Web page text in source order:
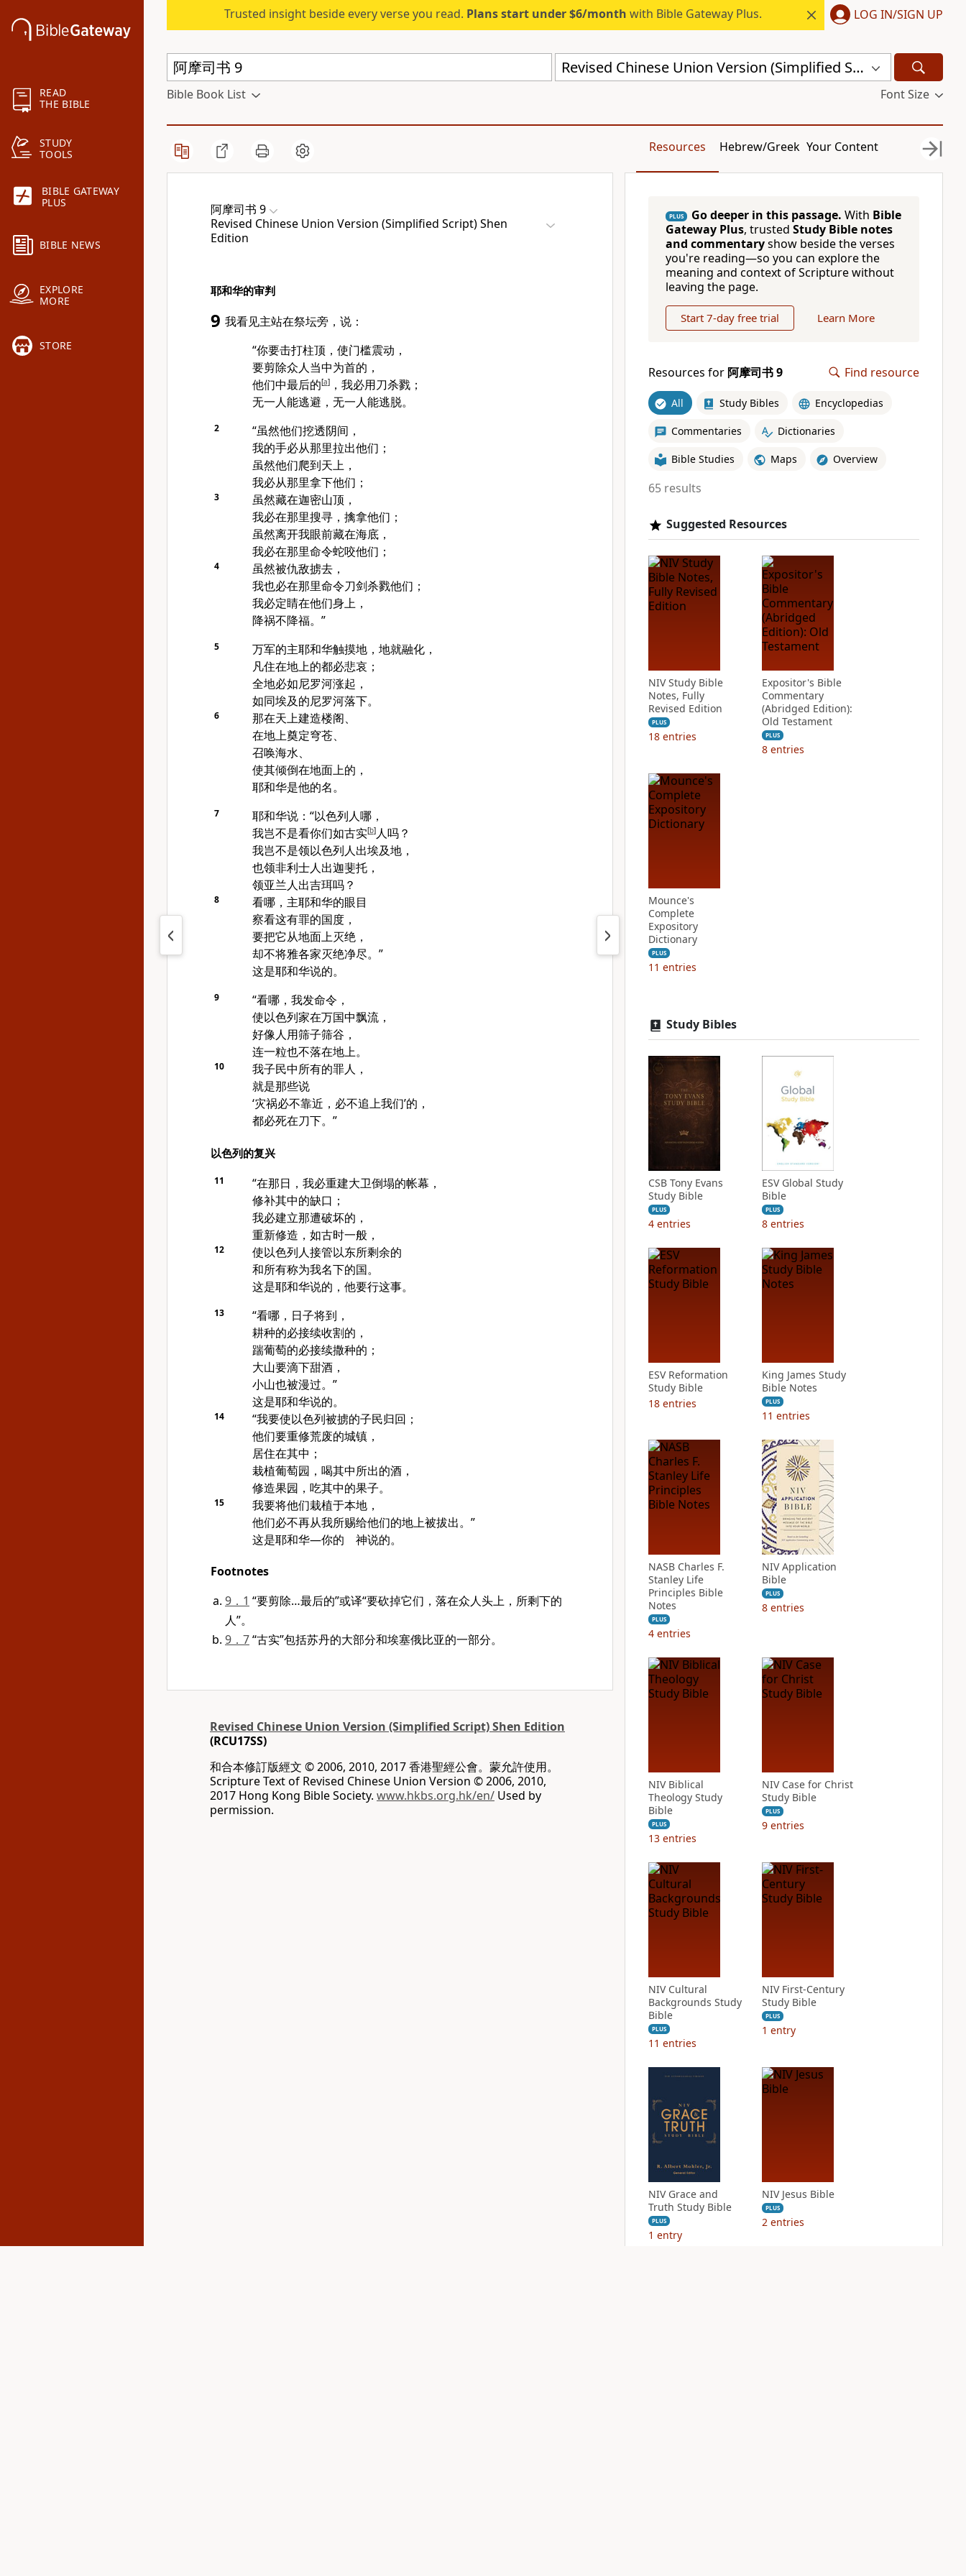
READ
THE BIBLE
STUDY
TOOLS
BIBLE GATEWAY
PLUS
BIBLE NEWS
EXPLORE
MORE
STORE
Trusted insight beside every verse you read. Plans start under $6/month with Bible Gateway Plus. LOG IN/SIGN UP
Revised Chinese Union Version (Simplified Script) Shen Edition (RCU17SS)
Bible Book List Font Size
Resources Hebrew/Greek Your Content
阿摩司书 9
Revised Chinese Union Version (Simplified Script) Shen
Edition
耶和华的审判
9 我看见主站在祭坛旁，说：
“你要击打柱顶，使门槛震动，
要剪除众人当中为首的，
他们中最后的[a]，我必用刀杀戮；
无一人能逃避，无一人能逃脱。
2
“虽然他们挖透阴间，
我的手必从那里拉出他们；
虽然他们爬到天上，
我必从那里拿下他们；
3 虽然藏在迦密山顶，
我必在那里搜寻，擒拿他们；
虽然离开我眼前藏在海底，
我必在那里命令蛇咬他们；
4
虽然被仇敌掳去，
我也必在那里命令刀剑杀戮他们；
我必定睛在他们身上，
降祸不降福。”
5
万军的主耶和华触摸地，地就融化，
凡住在地上的都必悲哀；
全地必如尼罗河涨起，
如同埃及的尼罗河落下。
6
那在天上建造楼阁、
在地上奠定穹苍、
召唤海水、
使其倾倒在地面上的，
耶和华是他的名。
7 耶和华说：“以色列人哪，
我岂不是看你们如古实[b]人吗？
我岂不是领以色列人出埃及地，
也领非利士人出迦斐托，
领亚兰人出吉珥吗？
8
看哪，主耶和华的眼目
察看这有罪的国度，
要把它从地面上灭绝，
却不将雅各家灭绝净尽。”
这是耶和华说的。
9
“看哪，我发命令，
使以色列家在万国中飘流，
好像人用筛子筛谷，
连一粒也不落在地上。
10
我子民中所有的罪人，
就是那些说
‘灾祸必不靠近，必不追上我们’的，
都必死在刀下。”
以色列的复兴
11 “在那日，我必重建大卫倒塌的帐幕，
修补其中的缺口；
我必建立那遭破坏的，
重新修造，如古时一般，
12 使以色列人接管以东所剩余的
和所有称为我名下的国。
这是耶和华说的，他要行这事。
13
“看哪，日子将到，
耕种的必接续收割的，
踹葡萄的必接续撒种的；
大山要滴下甜酒，
小山也被漫过。”
这是耶和华说的。
14 “我要使以色列被掳的子民归回；
他们要重修荒废的城镇，
居住在其中；
栽植葡萄园，喝其中所出的酒，
修造果园，吃其中的果子。
15
我要将他们栽植于本地，
他们必不再从我所赐给他们的地上被拔出。”
这是耶和华—你的 神说的。
Footnotes
9．1 “要剪除…最后的”或译“要砍掉它们，落在众人头上，所剩下的
人”。
9．7“古实”包括苏丹的大部分和埃塞俄比亚的一部分。
Revised Chinese Union Version (Simplified Script) Shen Edition
(RCU17SS)
和合本修訂版經文 © 2006, 2010, 2017 香港聖經公會。蒙允許使用。
Scripture Text of Revised Chinese Union Version © 2006, 2010,
2017 Hong Kong Bible Society. www.hkbs.org.hk/en/ Used by
permission.
PLUS Go deeper in this passage. With Bible
Gateway Plus, trusted Study Bible notes
and commentaryshow beside the verses
you're reading—so you can explore the
meaning and context of Scripture without
leaving the page.
Start 7-day free trial Learn More
Resources for 阿摩司书 9 Find resource
All Study Bibles Encyclopedias
Commentaries Dictionaries
Bible Studies Maps Overview
65 results
Suggested Resources
NIV Study Bible
Notes, Fully
Revised Edition
PLUS
18 entries
Expositor's Bible
Commentary
(Abridged Edition):
Old Testament
PLUS
8 entries
Mounce's
Complete
Expository
Dictionary
PLUS
11 entries
Study Bibles
CSB Tony Evans
Study Bible
PLUS
4 entries
ESV Global Study
Bible
PLUS
8 entries
ESV Reformation
Study Bible
18 entries
King James Study
Bible Notes
PLUS
11 entries
NASB Charles F.
Stanley Life
Principles Bible
Notes
PLUS
4 entries
NIV Application
Bible
PLUS
8 entries
NIV Biblical
Theology Study
Bible
PLUS
13 entries
NIV Case for Christ
Study Bible
PLUS
9 entries
NIV Cultural
Backgrounds Study
Bible
PLUS
11 entries
NIV First-Century
Study Bible
PLUS
1 entry
NIV Grace and
Truth Study Bible
PLUS
1 entry
NIV Jesus Bible
PLUS
2 entries